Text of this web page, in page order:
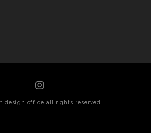
design office all rights reserved.